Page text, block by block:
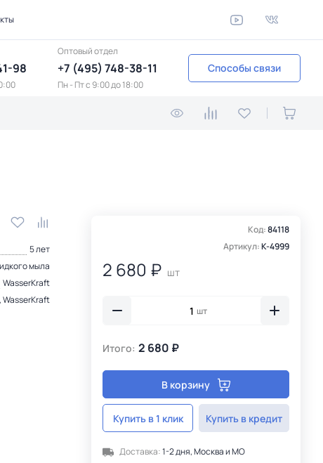
98
Оптовый отдел
+7 (495) 748-38-11
Пн - Пт c 9:00 до 18:00
Способы связи
5 лет
мыла
WasserKraft
WasserKraft
Код:84118
Артикул:K-4999
2 680 ₽ шт
шт
Итого: 2 680 ₽
В корзину
Купить в 1 клик Купить в кредит
Доставка:1-2 дня, Москва и МО